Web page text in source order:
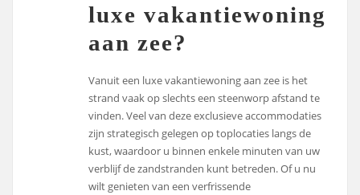
luxe vakantiewoning
aan zee?
Vanuit een luxe vakantiewoning aan zee is het
strand vaak op slechts een steenworp afstand te
vinden. Veel van deze exclusieve accommodaties
zijn strategisch gelegen op toplocaties langs de
kust, waardoor u binnen enkele minuten van uw
verblijf de zandstranden kunt betreden. Of u nu
wilt genieten van een verfrissende